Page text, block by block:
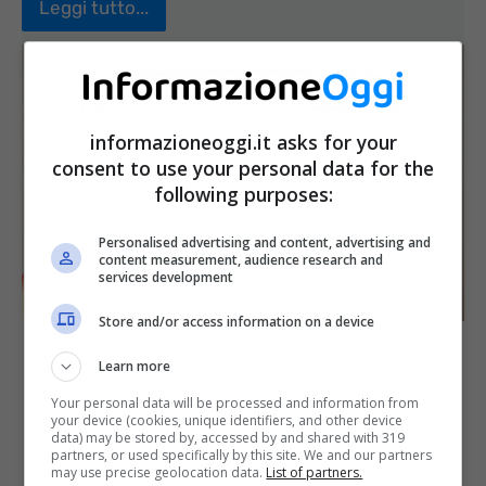
Leggi tutto...
Agenzia delle Entrate,
l’occasione da cogliere al volo:
100 posti di lavoro
informazioneoggi.it asks for your
consent to use your personal data for the
following purposes:
Personalised advertising and content, advertising and
content measurement, audience research and
services development
Store and/or access information on a device
Learn more
Your personal data will be processed and information from
your device (cookies, unique identifiers, and other device
data) may be stored by, accessed by and shared with 319
partners, or used specifically by this site. We and our partners
may use precise geolocation data. List of partners.